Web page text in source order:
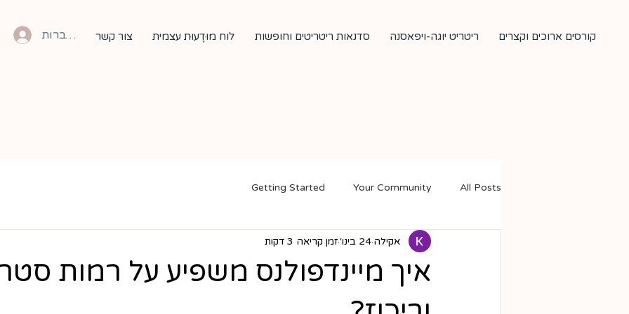
להתחברות קורסים ארוכים וקצרים ריטריט יוגה-ויפאסנה סדנאות ריטריטים וחופשות לוח מוּדָעוּת עצמית צור קשר
All Posts
Your Community
Getting Started
איך מיינדפולנס משפיע על רמות
אקילה 24 בינו׳ זמן קריאה 3 דקות